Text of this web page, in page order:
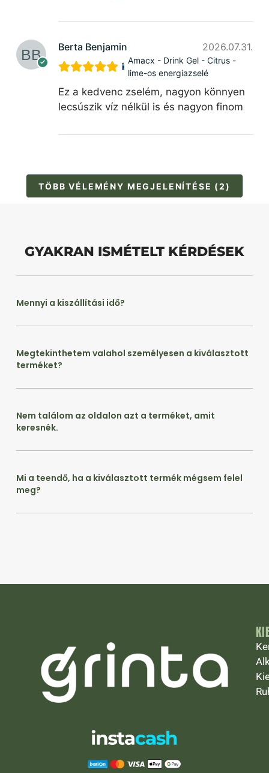
Berta Benjamin 2026.07.31.
Amacx - Drink Gel - Citrus -
lime-os energiazselé
Ez a kedvenc zselém, nagyon könnyen
lecsúszik víz nélkül is és nagyon finom
TÖBB VÉLEMÉNY MEGJELENÍTÉSE (2)
GYAKRAN ISMÉTELT KÉRDÉSEK
Mennyi a kiszállítási idő?
Megtekinthetem valahol személyesen a kiválasztott
terméket?
Nem találom az oldalon azt a terméket, amit
keresnék.
Mi a teendő, ha a kiválasztott termék mégsem felel
meg?